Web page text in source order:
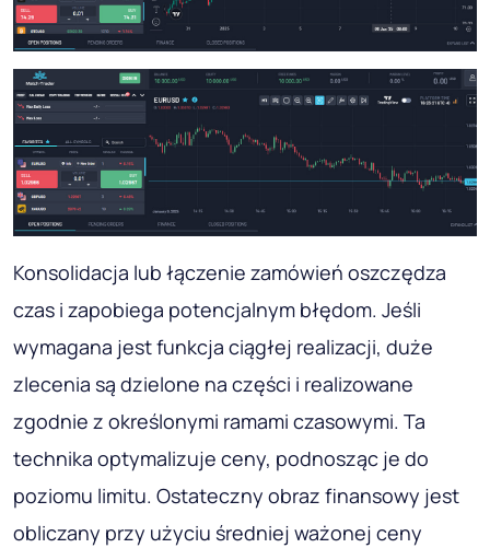
Konsolidacja lub łączenie zamówień oszczędza
czas i zapobiega potencjalnym błędom. Jeśli
wymagana jest funkcja ciągłej realizacji, duże
zlecenia są dzielone na części i realizowane
zgodnie z określonymi ramami czasowymi. Ta
technika optymalizuje ceny, podnosząc je do
poziomu limitu. Ostateczny obraz finansowy jest
obliczany przy użyciu średniej ważonej ceny